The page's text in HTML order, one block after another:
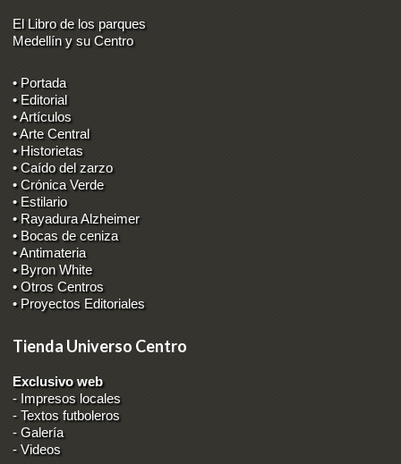
El Libro de los parques
Medellín y su Centro
• Portada
• Editorial
• Artículos
• Arte Central
• Historietas
• Caído del zarzo
• Crónica Verde
• Estilario
• Rayadura Alzheimer
• Bocas de ceniza
• Antimateria
• Byron White
• Otros Centros
• Proyectos Editoriales
Tienda Universo Centro
Exclusivo web
- Impresos locales
-Textos futboleros
-Galería
-Videos